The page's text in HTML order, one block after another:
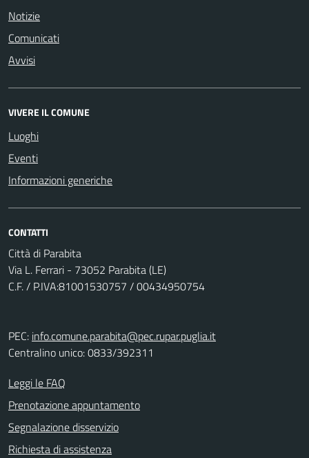
Notizie
Comunicati
Avvisi
VIVERE IL COMUNE
Luoghi
Eventi
Informazioni generiche
CONTATTI
Città di Parabita
Via L. Ferrari - 73052 Parabita (LE)
C.F. / P.IVA:81001530757 / 00434950754
PEC: info.comune.parabita@pec.rupar.puglia.it
Centralino unico: 0833/392311
Leggi le FAQ
Prenotazione appuntamento
Segnalazione disservizio
Richiesta di assistenza